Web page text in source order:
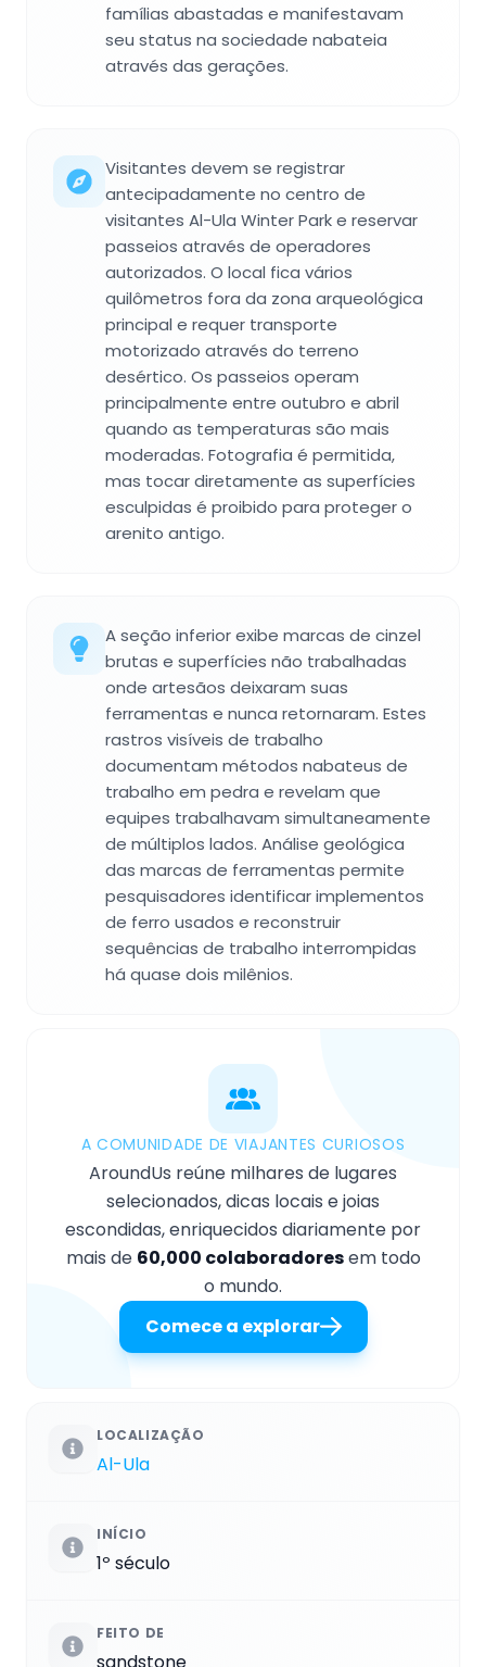
famílias abastadas e manifestavam
seu status na sociedade nabateia
através das gerações.
Visitantes devem se registrar
antecipadamente no centro de
visitantes Al-Ula Winter Park e reservar
passeios através de operadores
autorizados. O local fica vários
quilômetros fora da zona arqueológica
principal e requer transporte
motorizado através do terreno
desértico. Os passeios operam
principalmente entre outubro e abril
quando as temperaturas são mais
moderadas. Fotografia é permitida,
mas tocar diretamente as superfícies
esculpidas é proibido para proteger o
arenito antigo.
A seção inferior exibe marcas de cinzel
brutas e superfícies não trabalhadas
onde artesãos deixaram suas
ferramentas e nunca retornaram. Estes
rastros visíveis de trabalho
documentam métodos nabateus de
trabalho em pedra e revelam que
equipes trabalhavam simultaneamente
de múltiplos lados. Análise geológica
das marcas de ferramentas permite
pesquisadores identificar implementos
de ferro usados e reconstruir
sequências de trabalho interrompidas
há quase dois milênios.
A COMUNIDADE DE VIAJANTES CURIOSOS
AroundUs reúne milhares de lugares
selecionados, dicas locais e joias
escondidas, enriquecidos diariamente por
mais de 60,000 colaboradoresem todo
o mundo.
Comece a explorar
LOCALIZAÇÃO
Al-Ula
INÍCIO
1º século
FEITO DE
sandstone